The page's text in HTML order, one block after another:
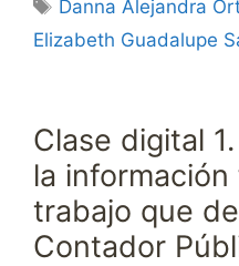
Danna Alejandra
Elizabeth Guadalupe
Clase digital
la
trabajo que
Contador